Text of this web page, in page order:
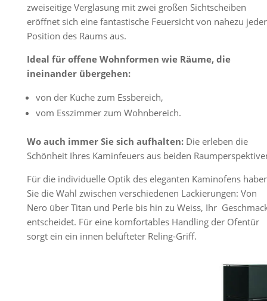
zweiseitige Verglasung mit zwei großen Sichtscheiben
eröffnet sich eine fantastische Feuersicht von nahezu jeder
Position des Raums aus.
Ideal für offene Wohnformen wie Räume, die
ineinander übergehen:
von der Küche zum Essbereich,
vom Esszimmer zum Wohnbereich.
Wo auch immer Sie sich aufhalten:Die erleben die
Schönheit Ihres Kaminfeuers aus beiden
Für die individuelle Optik des eleganten Kaminofens
Sie die Wahl zwischen verschiedenen Lackierungen: Von
Nero über Titan und Perle bis hin zu Weiss, Ihr
entscheidet. Für eine komfortables Handling der Ofentür
sorgt ein ein innen belüfteter Reling-Griff.